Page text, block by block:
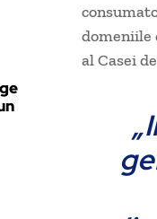
domeniile
al Casei